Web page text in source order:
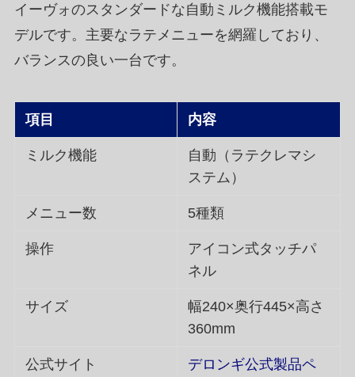
イーヴォのスタンダードな自動ミルク機能搭載モ
デルです。主要なラテメニューを網羅しており、
バランスの良い一台です。
項目 内容
ミルク機能
自動（ラテクレマシ
ステム）
メニュー数 5種類
操作
アイコン式タッチパ
ネル
サイズ
幅240×奥行445×高さ
360mm
公式サイト
デロンギ公式製品ペ